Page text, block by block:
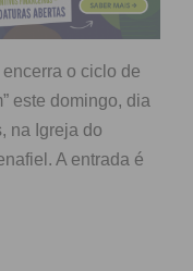
o ciclo de
este domingo, dia
na Igreja do
A entrada é